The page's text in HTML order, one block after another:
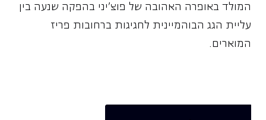
המולד באופרה האהובה של פוצ'יני בהפקה שנעה בין
עליית הגג הבוהמיינית לחגיגות ברחובות פריז
המוארים.